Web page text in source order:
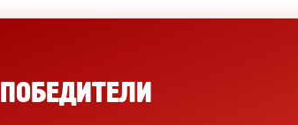
ПОБЕДИТЕЛИ